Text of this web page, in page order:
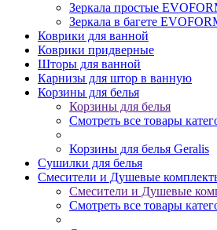
Зеркала простые
Зеркала в багете
Коврики для ванной
Коврики придверные
Шторы для ванной
Карнизы для штор в ванную
Корзины для белья
Корзины для белья
Смотреть все товары
Корзины для белья Geralis
Сушилки для белья
Смесители и Душевые
Смесители и Душевые
Смотреть все товары